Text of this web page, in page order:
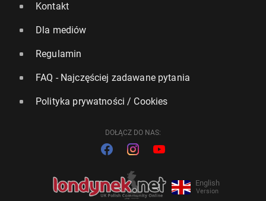
Kontakt
Dla mediów
Regulamin
FAQ - Najczęściej zadawane pytania
Polityka prywatności / Cookies
DOŁĄCZ DO NAS:
English
Version